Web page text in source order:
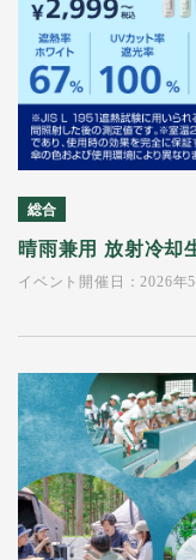
総合
晴雨兼用 放射冷却
イベント開催日：2026年